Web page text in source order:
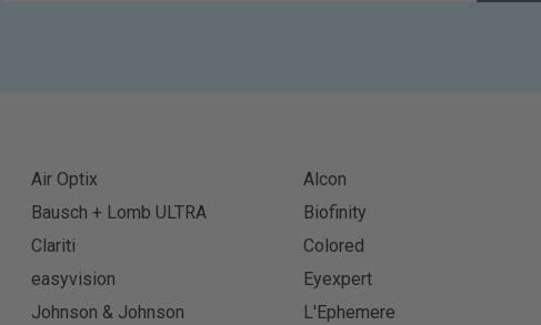
Air Optix
Alcon
Bausch + Lomb ULTRA
Biofinity
Clariti
Colored
easyvision
Eyexpert
Johnson & Johnson
L'Ephemere